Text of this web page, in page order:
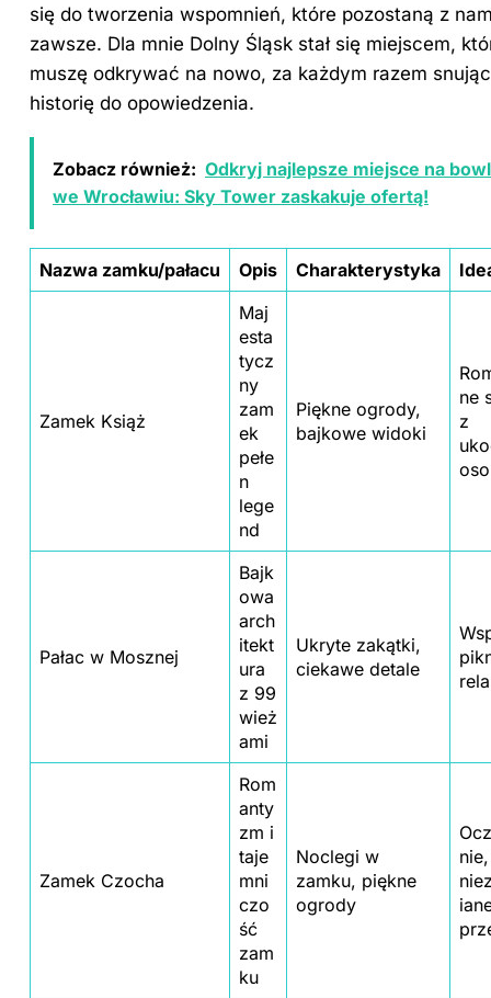
się do tworzenia wspomnień, które pozostaną z
zawsze. Dla mnie Dolny Śląsk stał się miejscem,
muszę odkrywać na nowo, za każdym razem
historię do opowiedzenia.
Zobacz również: Odkryj najlepsze miejsce na
we Wrocławiu: Sky Tower zaskakuje ofertą!
Nazwa zamku/pałacu Opis Charakterystyka
Zamek Książ
Maj
esta
tycz
ny
zam
ek
pełe
n
lege
nd
Piękne ogrody,
bajkowe widoki
ne
z
Pałac w Mosznej
Bajk
owa
arch
itekt
ura
z 99
wież
ami
Ukryte zakątki,
ciekawe detale
Zamek Czocha
Rom
anty
zm i
taje
mni
czo
ść
zam
ku
Noclegi w
zamku, piękne
ogrody
nie,